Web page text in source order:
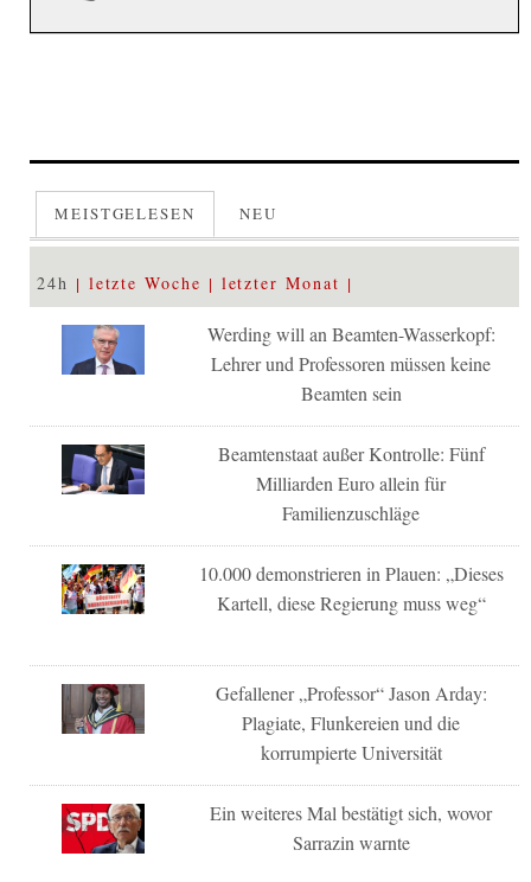
MEISTGELESEN NEU
24h letzte Woche letzter Monat
Werding will an Beamten-Wasserkopf:
Lehrer und Professoren müssen keine
Beamten sein
Beamtenstaat außer Kontrolle: Fünf
Milliarden Euro allein für
Familienzuschläge
10.000 demonstrieren in Plauen: „Dieses
Kartell, diese Regierung muss weg“
Gefallener „Professor“ Jason Arday:
Plagiate, Flunkereien und die
korrumpierte Universität
Ein weiteres Mal bestätigt sich, wovor
Sarrazin warnte